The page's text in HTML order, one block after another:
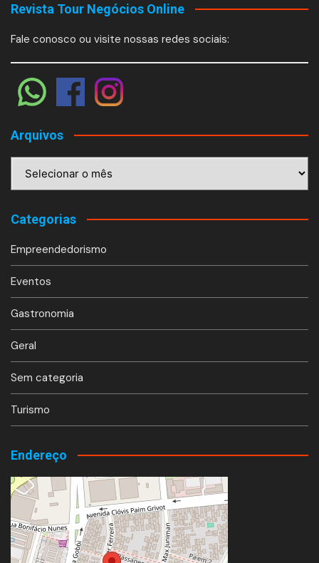
Revista Tour Negócios Online
Fale conosco ou visite nossas redes sociais:
Arquivos
Categorias
Empreendedorismo
Eventos
Gastronomia
Geral
Sem categoria
Turismo
Endereço